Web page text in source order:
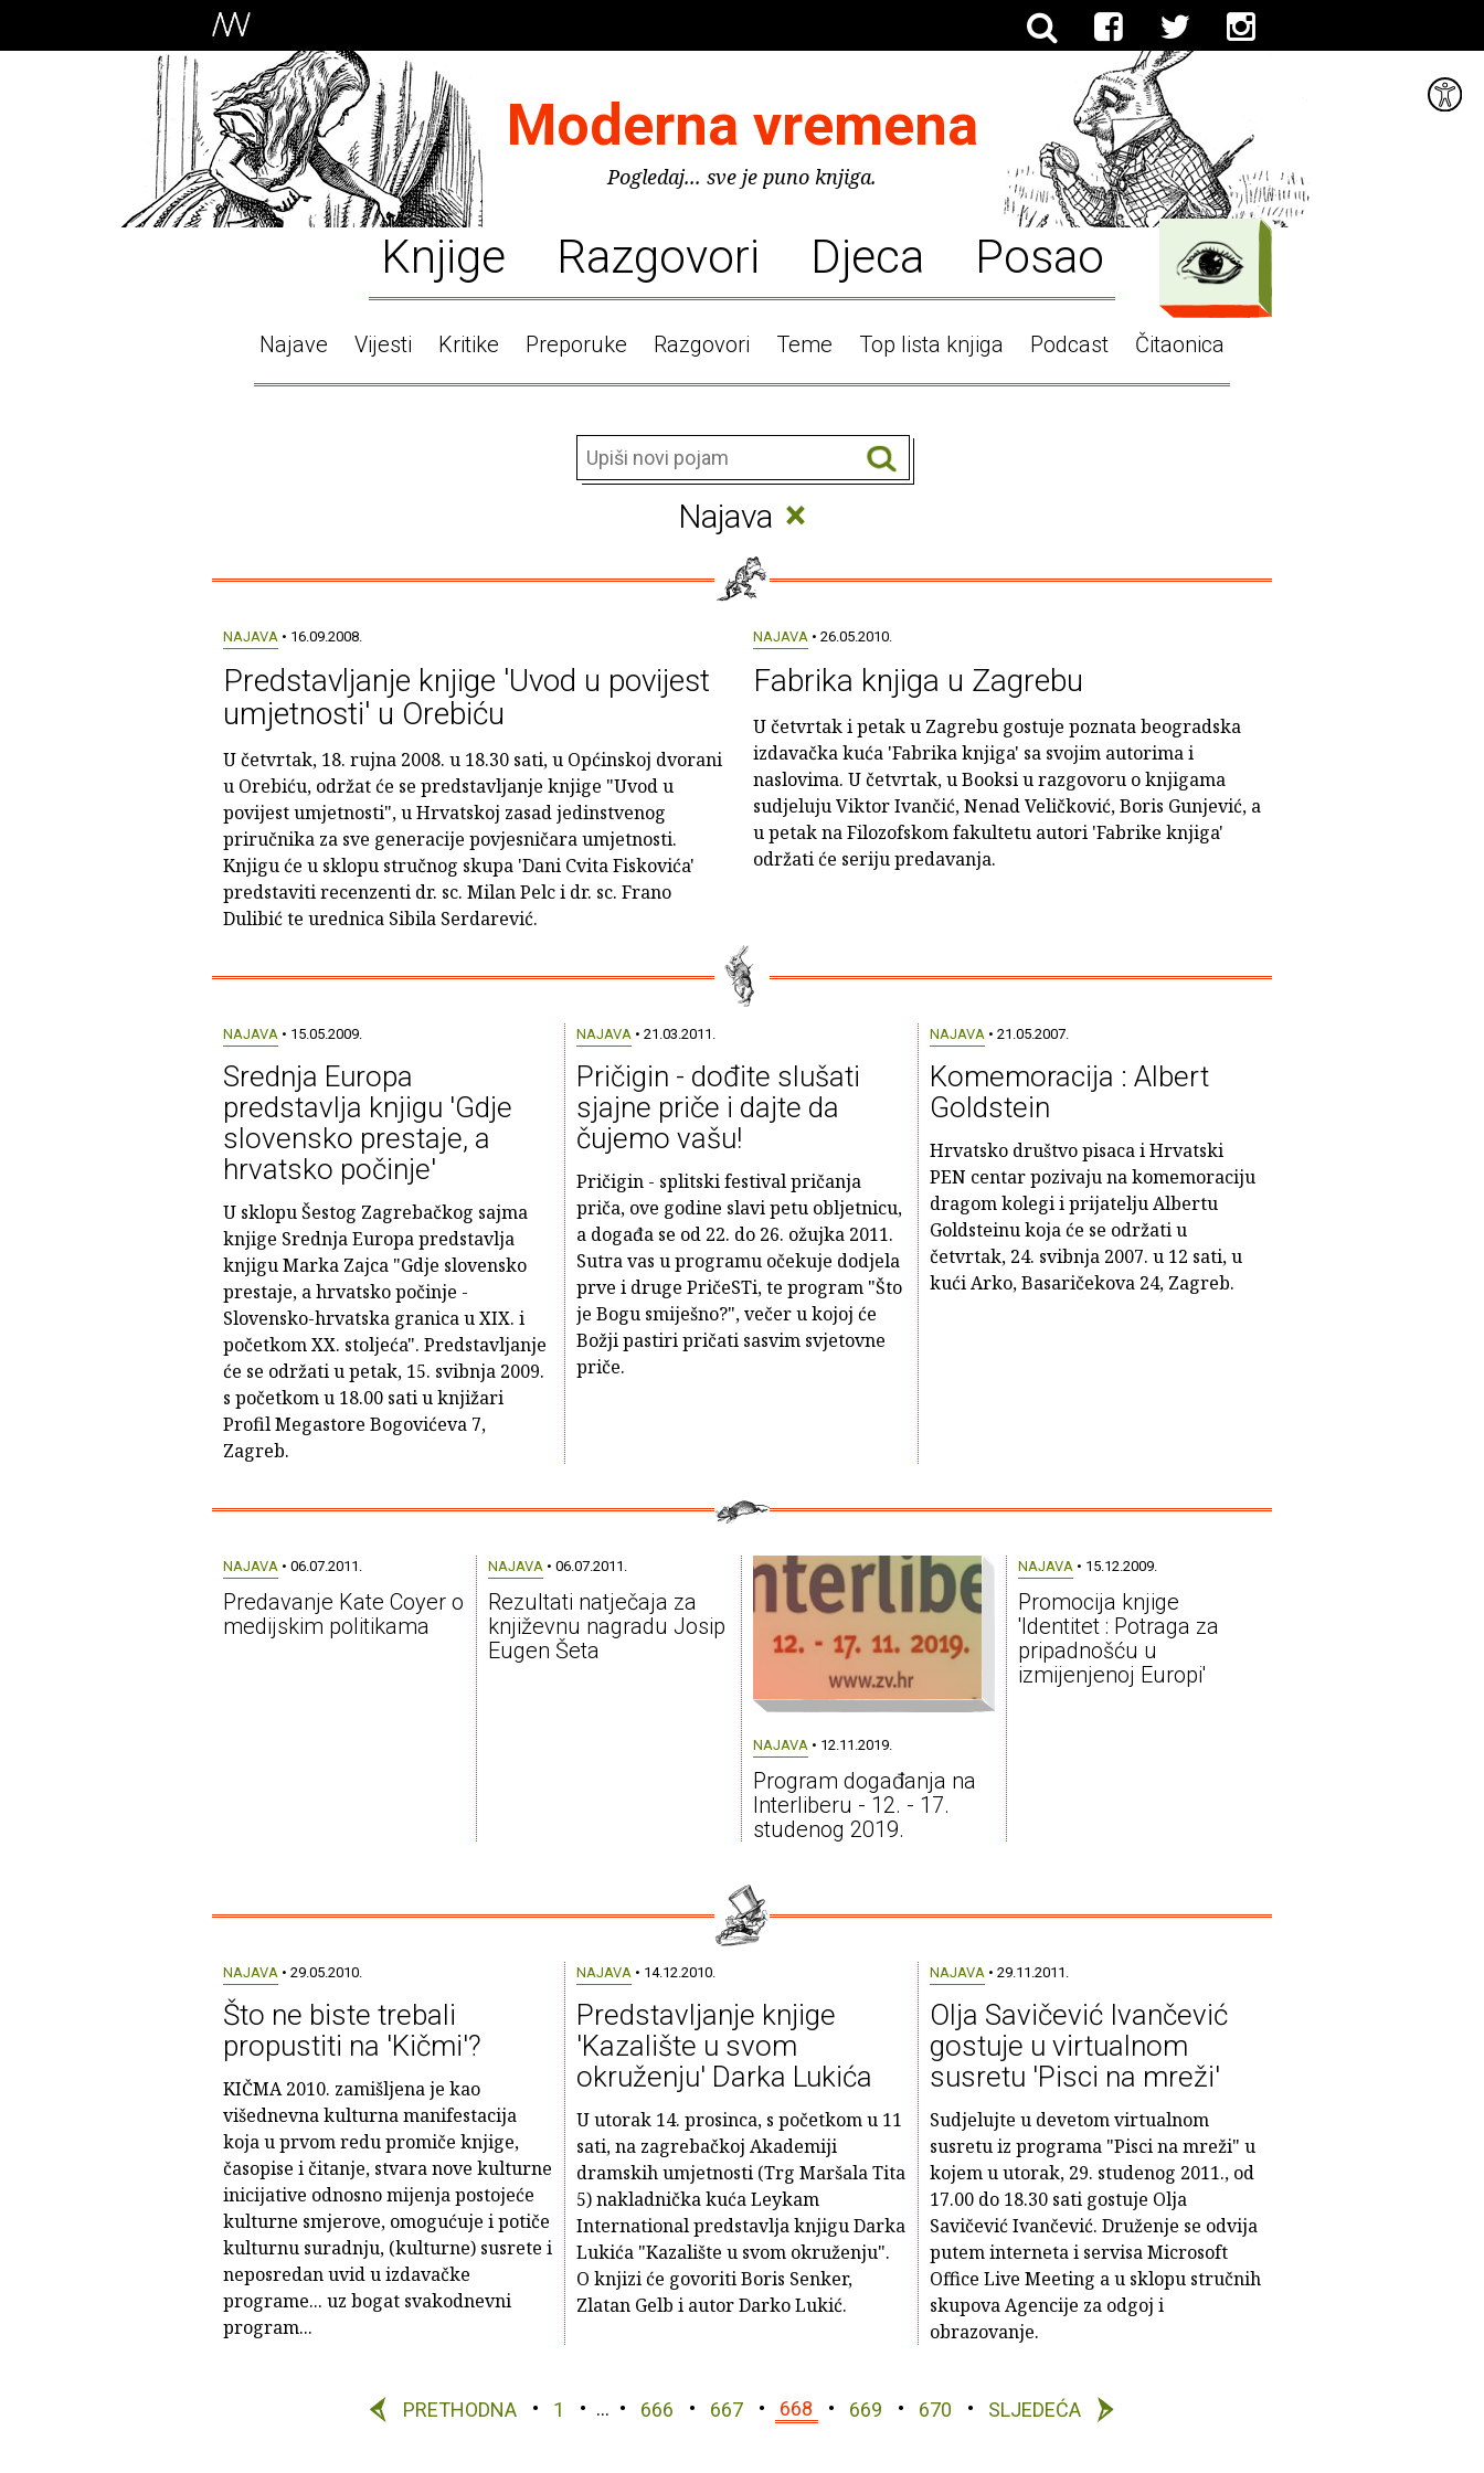
Moderna vremena
Pogledaj... sve je puno knjiga.
Knjige Razgovori Djeca Posao
Najave Vijesti Kritike Preporuke Razgovori Teme Top lista knjiga Podcast Čitaonica
Najava ×
NAJAVA• 16.09.2008.
Predstavljanje knjige 'Uvod u povijest
umjetnosti' u Orebiću
U četvrtak, 18. rujna 2008. u 18.30 sati, u Općinskoj dvorani
u Orebiću, održat će se predstavljanje knjige "Uvod u
povijest umjetnosti", u Hrvatskoj zasad jedinstvenog
priručnika za sve generacije povjesničara umjetnosti.
Knjigu će u sklopu stručnog skupa 'Dani Cvita Fiskovića'
predstaviti recenzenti dr. sc. Milan Pelc i dr. sc. Frano
Dulibić te urednica Sibila Serdarević.
NAJAVA• 26.05.2010.
Fabrika knjiga u Zagrebu
U četvrtak i petak u Zagrebu gostuje poznata beogradska
izdavačka kuća 'Fabrika knjiga' sa svojim autorima i
naslovima. U četvrtak, u Booksi u razgovoru o knjigama
sudjeluju Viktor Ivančić, Nenad Veličković, Boris Gunjević, a
u petak na Filozofskom fakultetu autori 'Fabrike knjiga'
održati će seriju predavanja.
NAJAVA• 15.05.2009.
Srednja Europa
predstavlja knjigu 'Gdje
slovensko prestaje, a
hrvatsko počinje'
U sklopu Šestog Zagrebačkog sajma
knjige Srednja Europa predstavlja
knjigu Marka Zajca "Gdje slovensko
prestaje, a hrvatsko počinje -
Slovensko-hrvatska granica u XIX. i
početkom XX. stoljeća". Predstavljanje
će se održati u petak, 15. svibnja 2009.
s početkom u 18.00 sati u knjižari
Profil Megastore Bogovićeva 7,
Zagreb.
NAJAVA• 21.03.2011.
Pričigin - dođite slušati
sjajne priče i dajte da
čujemo vašu!
Pričigin - splitski festival pričanja
priča, ove godine slavi petu obljetnicu,
a događa se od 22. do 26. ožujka 2011.
Sutra vas u programu očekuje dodjela
prve i druge PričeSTi, te program "Što
je Bogu smiješno?", večer u kojoj će
Božji pastiri pričati sasvim svjetovne
priče.
NAJAVA• 21.05.2007.
Komemoracija : Albert
Goldstein
Hrvatsko društvo pisaca i Hrvatski
PEN centar pozivaju na komemoraciju
dragom kolegi i prijatelju Albertu
Goldsteinu koja će se održati u
četvrtak, 24. svibnja 2007. u 12 sati, u
kući Arko, Basaričekova 24, Zagreb.
NAJAVA• 06.07.2011.
Predavanje Kate Coyer o
medijskim politikama
NAJAVA• 06.07.2011.
Rezultati natječaja za
književnu nagradu Josip
Eugen Šeta
NAJAVA • 12.11.2019.
Program događanja na
Interliberu - 12. - 17.
studenog 2019.
NAJAVA• 15.12.2009.
Promocija knjige
'Identitet : Potraga za
pripadnošću u
izmijenjenoj Europi'
NAJAVA• 29.05.2010.
Što ne biste trebali
propustiti na 'Kičmi'?
KIČMA 2010. zamišljena je kao
višednevna kulturna manifestacija
koja u prvom redu promiče knjige,
časopise i čitanje, stvara nove kulturne
inicijative odnosno mijenja postojeće
kulturne smjerove, omogućuje i potiče
kulturnu suradnju, (kulturne) susrete i
neposredan uvid u izdavačke
programe... uz bogat svakodnevni
program...
NAJAVA• 14.12.2010.
Predstavljanje knjige
'Kazalište u svom
okruženju' Darka Lukića
U utorak 14. prosinca, s početkom u 11
sati, na zagrebačkoj Akademiji
dramskih umjetnosti (Trg Maršala Tita
5) nakladnička kuća Leykam
International predstavlja knjigu Darka
Lukića "Kazalište u svom okruženju".
O knjizi će govoriti Boris Senker,
Zlatan Gelb i autor Darko Lukić.
NAJAVA• 29.11.2011.
Olja Savičević Ivančević
gostuje u virtualnom
susretu 'Pisci na mreži'
Sudjelujte u devetom virtualnom
susretu iz programa "Pisci na mreži" u
kojem u utorak, 29. studenog 2011., od
17.00 do 18.30 sati gostuje Olja
Savičević Ivančević. Druženje se odvija
putem interneta i servisa Microsoft
Office Live Meeting a u sklopu stručnih
skupova Agencije za odgoj i
obrazovanje.
PRETHODNA 1 … 666 667 668 669 670 SLJEDEĆA